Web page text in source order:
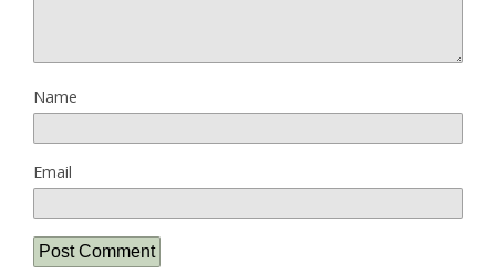
Name
Email